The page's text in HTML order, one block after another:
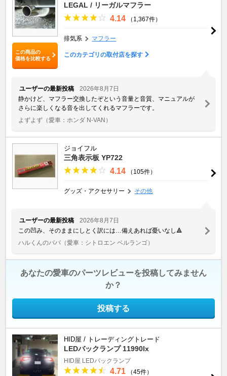
この商品の
価格を比較する
LEGAL / リーガルマフラー
4.14 （1,367件）
排気系 マフラー
このカテゴリの取付店を探す
ユーザーの最新投稿
2026年8月7日
静かけど、マフラー交換したぞという音量と音質、マニュアルが
さらに楽しくなる音を出してくれるマフラーです。
よずよず （愛車：ホンダ N-VAN）
ジョイフル
三角表示板 YP722
4.14 （105件）
グッズ・アクセサリー その他
ユーザーの最新投稿
2026年8月7日
この凹み、そのままにしとく訳には…備えあれば憂いなし🔺
ハルくんのパパ （愛車：シトロエン ベルランゴ）
あなたの愛車のパーツレビューを投稿してみません
か？
投稿する
HID屋 / トレーディングトレード
LEDバックランプ 11990lx
HID屋 LEDバックランプ
4.71
（45件）